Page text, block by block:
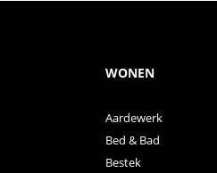
WONEN
Aardewerk
Bed & Bad
Bestek